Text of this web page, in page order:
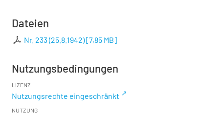
Dateien
Nr. 233 (25.8.1942)[7,85 MB]
Nutzungsbedingungen
LIZENZ
Nutzungsrechte eingeschränkt
NUTZUNG